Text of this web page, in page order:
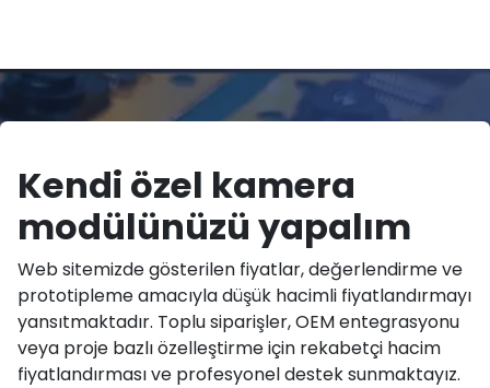
Kendi özel kamera
modülünüzü yapalım
Web sitemizde gösterilen fiyatlar, değerlendirme ve
prototipleme amacıyla düşük hacimli fiyatlandırmayı
yansıtmaktadır. Toplu siparişler, OEM entegrasyonu
veya proje bazlı özelleştirme için rekabetçi hacim
fiyatlandırması ve profesyonel destek sunmaktayız.